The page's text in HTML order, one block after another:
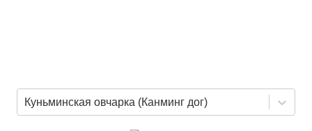
Куньминская овчарка (Канминг дог)